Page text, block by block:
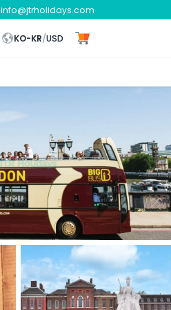
info@jtrholidays.com
KO-KR/USD